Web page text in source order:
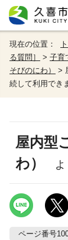
現在の位置：
る質問］
> 子育
そびのにわ）
>
続して利用でき
屋内型
わ）
よ
ページ番号